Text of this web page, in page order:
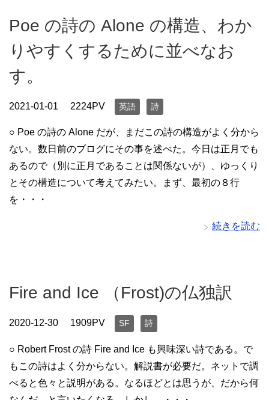
Poe の詩の Alone の構造、わか
りやすくするために並べなお
す。
2021-01-01 2224PV 英語 詩
○ Poe の詩の Alone だが、まだこの詩の構造がよく分から
ない。数日前のブログにその事を述べた。今日は正月でも
あるので（別に正月であることは関係ないが）、ゆっくり
とその構造について考えてみたい。まず、最初の８行
を・・・
続きを読む
Fire and Ice （Frost)の仏独訳
2020-12-30 1909PV SF 詩
○ Robert Frost の詩 Fire and Ice も興味深い詩である。で
もこの詩はよく分からない。解説書が必要だ。ネットで調
べると色々と説明がある。なるほどとは思うが、だから何